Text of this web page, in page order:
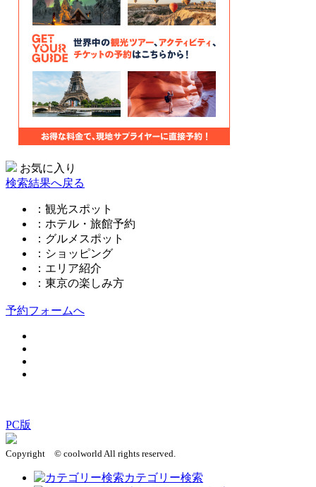
お気に入り
検索結果へ戻る
：観光スポット
：ホテル・旅館予約
：グルメスポット
：ショッピング
：エリア紹介
：東京の楽しみ方
予約フォームへ
PC版
Copyright © coolworld All rights reserved.
カテゴリー検索